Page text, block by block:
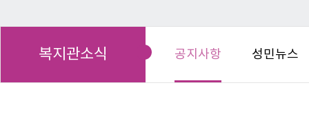
복지관소식 공지사항 성민뉴스